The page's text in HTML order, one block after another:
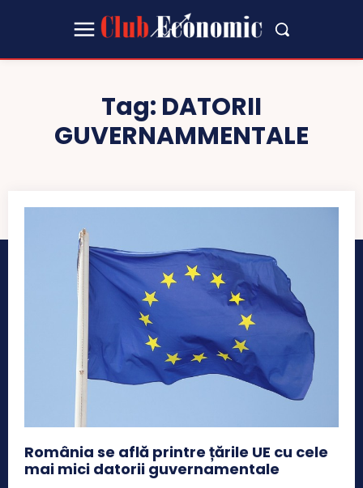
Tag: DATORII
GUVERNAMMENTALE
România se află printre țările UE cu cele
mai mici datorii guvernamentale